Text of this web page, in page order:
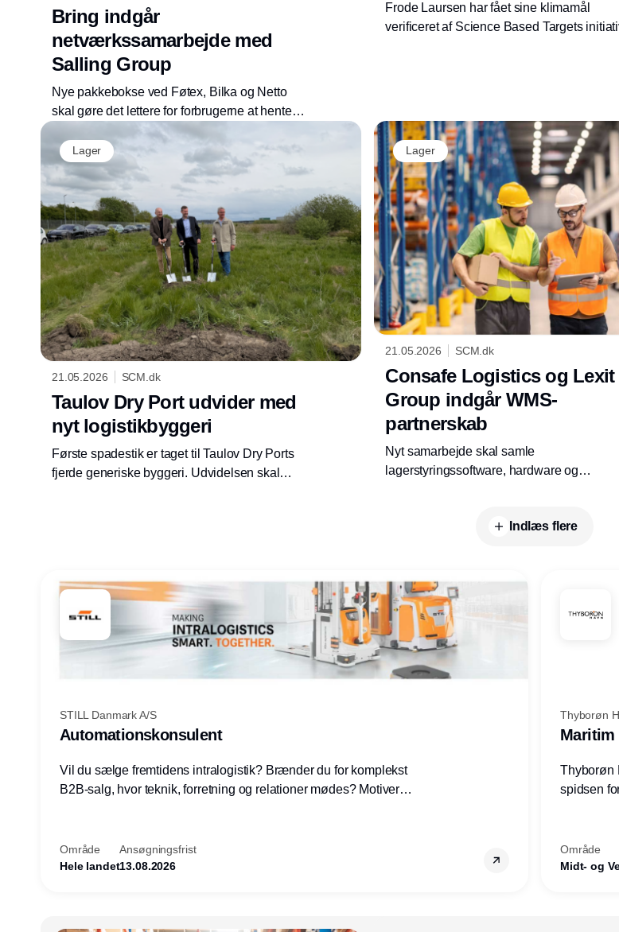
Bring indgår
netværkssamarbejde med
Salling Group
Nye pakkebokse ved Føtex, Bilka og Netto
skal gøre det lettere for forbrugerne at hente
og sende pakker som en del af indkøbsturen.
Frode Laursen har fået sine klimamål
verificeret af Science Based Targets
Lager
21.05.2026 SCM.dk
Taulov Dry Port udvider med
nyt logistikbyggeri
Første spadestik er taget til Taulov Dry Ports
fjerde generiske byggeri. Udvidelsen skal
Lager
21.05.2026 SCM.dk
Consafe Logistics og Lexit
Group indgår WMS-
partnerskab
Nyt samarbejde skal samle
lagerstyringssoftware, hardware og
Indlæs flere
STILL Danmark A/S
Automationskonsulent
Vil du sælge fremtidens intralogistik? Brænder du for komplekst
B2B-salg, hvor teknik, forretning og relationer mødes? Motiveres
nogle af Danmarks mest spændende produktions- og
logistikvirksomheder?
Område
Hele landet
Ansøgningsfrist
13.08.2026
Thyborøn
Maritim
Thyborøn
spidsen
Område
Midt- og